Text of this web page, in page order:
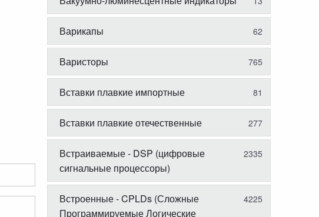
Варикапы 62
Варисторы 765
Вставки плавкие импортные 81
Вставки плавкие отечественные 277
Встраиваемые - DSP (цифровые
сигнальные процессоры)
2335
Встроенные - CPLDs (Сложные
Программируемые Логические
4225